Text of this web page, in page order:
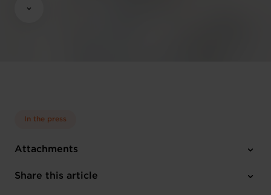
In the press
Attachments
1 photo
Share this article